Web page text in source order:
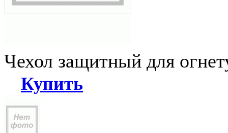
Чехол защитный для
Купить